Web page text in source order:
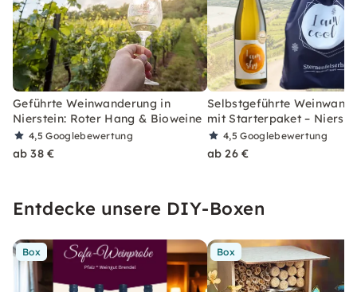
Geführte Weinwanderung in
Nierstein: Roter Hang & Bioweine
4,5Googlebewertung
ab 38 €
Selbstgeführte
mit Starterpaket –
4,5Googlebewertung
ab 26 €
Entdecke unsere DIY-Boxen
Box Box